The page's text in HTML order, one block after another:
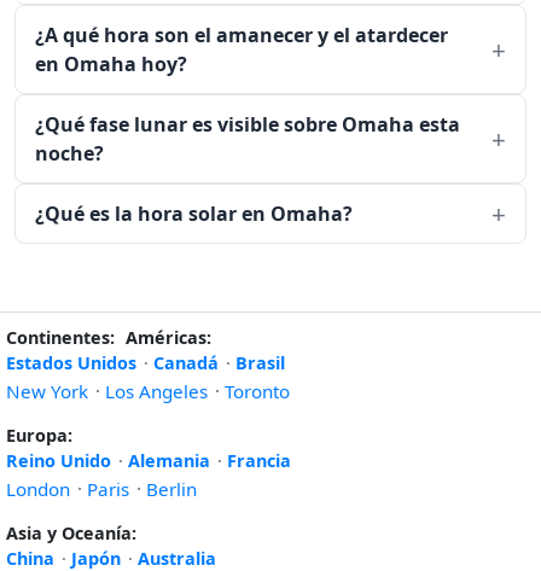
¿A qué hora son el amanecer y el atardecer
en Omaha hoy?
¿Qué fase lunar es visible sobre Omaha esta
noche?
¿Qué es la hora solar en Omaha?
Continentes: Américas:
Estados Unidos · Canadá · Brasil
New York · Los Angeles · Toronto
Europa:
Reino Unido · Alemania · Francia
London · Paris · Berlin
Asia y Oceanía:
China · Japón · Australia